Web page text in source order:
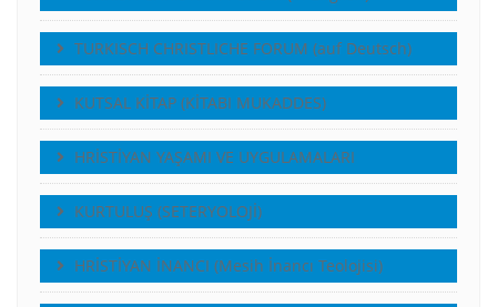
TURKISCH CHRISTLICHE FORUM (auf Deutsch)
KUTSAL KİTAP (KİTABI MUKADDES)
HRİSTİYAN YAŞAMI VE UYGULAMALARI
KURTULUŞ (SETERYOLOJİ)
HRİSTİYAN İNANCI (Mesih İnancı Teolojisi)